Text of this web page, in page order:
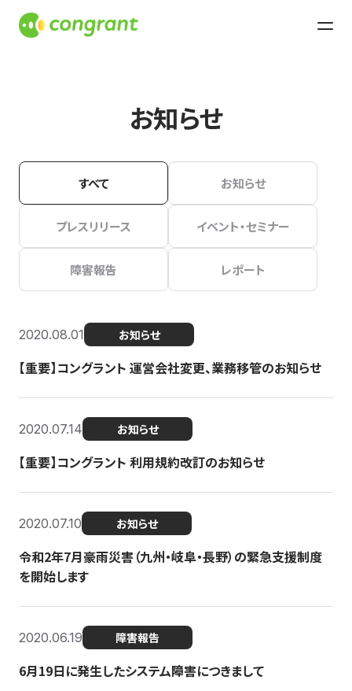
お知らせ
すべて お知らせ
プレスリリース イベント・セミナー
障害報告 レポート
2020.08.01 お知らせ
【重要】コングラント 運営会社変更、業務移管のお知らせ
2020.07.14 お知らせ
【重要】コングラント 利用規約改訂のお知らせ
2020.07.10 お知らせ
令和2年7月豪雨災害（九州・岐阜・長野）の緊急支援制度
を開始します
2020.06.19 障害報告
6月19日に発生したシステム障害につきまして